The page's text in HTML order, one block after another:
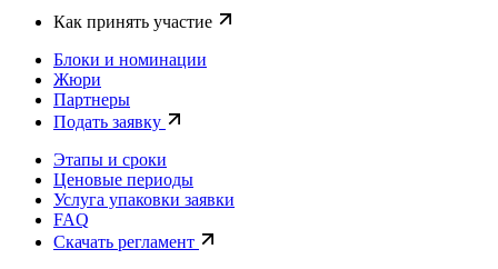
Как принять участие
Блоки и номинации
Жюри
Партнеры
Подать заявку
Этапы и сроки
Ценовые периоды
Услуга упаковки заявки
FAQ
Скачать регламент